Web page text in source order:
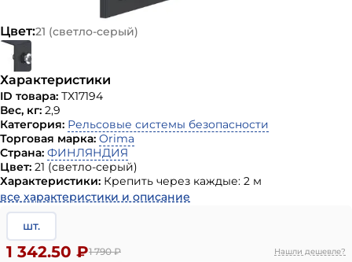
Цвет:21 (светло-серый)
Характеристики
ID товара: ТХ17194
Вес, кг: 2,9
Категория: Рельсовые системы безопасности
Торговая марка: Orima
Страна: ФИНЛЯНДИЯ
Цвет: 21 (светло-серый)
Характеристики: Крепить через каждые: 2 м
все характеристики и описание
шт.
1 790₽
1 342.50 ₽ Нашли дешевле?